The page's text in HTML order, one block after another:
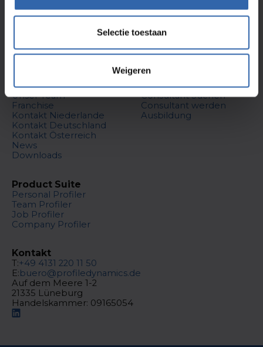
Selectie toestaan
Weigeren
Analyse
Individuell
HR
Verwaltung
C-level
Consultants
Über uns
Unser Team
Franchise
Kontakt Niederlande
Kontakt Deutschland
Kontakt Österreich
News
Downloads
Consultants
Unsere Consultants
Consultant Suchen
Consultant werden
Ausbildung
Product Suite
Personal Profiler
Team Profiler
Job Profiler
Company Profiler
Kontakt
T:+49 4131 220 11 50
E:buero@profiledynamics.de
Auf dem Meere 1-2
21335 Lüneburg
Handelskammer: 09165054